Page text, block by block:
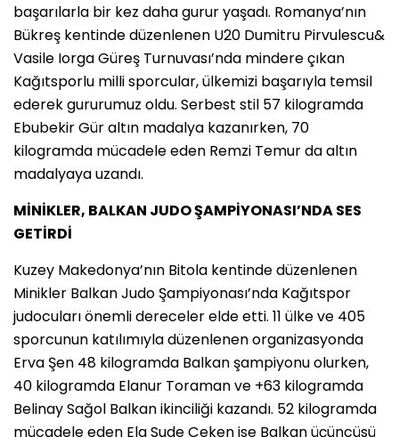
başarılarla bir kez daha gurur yaşadı. Romanya’nın
Bükreş kentinde düzenlenen U20 Dumitru Pirvulescu&
Vasile Iorga Güreş Turnuvası’nda mindere çıkan
Kağıtsporlu milli sporcular, ülkemizi başarıyla temsil
ederek gururumuz oldu. Serbest stil 57 kilogramda
Ebubekir Gür altın madalya kazanırken, 70
kilogramda mücadele eden Remzi Temur da altın
madalyaya uzandı.
MİNİKLER, BALKAN JUDO ŞAMPİYONASI’NDA SES
GETİRDİ
Kuzey Makedonya’nın Bitola kentinde düzenlenen
Minikler Balkan Judo Şampiyonası’nda Kağıtspor
judocuları önemli dereceler elde etti. 11 ülke ve 405
sporcunun katılımıyla düzenlenen organizasyonda
Erva Şen 48 kilogramda Balkan şampiyonu olurken,
40 kilogramda Elanur Toraman ve +63 kilogramda
Belinay Sağol Balkan ikinciliği kazandı. 52 kilogramda
mücadele eden Ela Sude Çeken ise Balkan üçüncüsü